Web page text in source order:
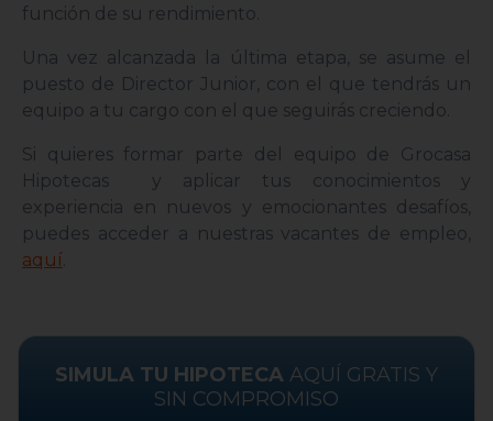
función de su rendimiento.
Una vez alcanzada la última etapa, se asume el
puesto de Director Junior, con el que tendrás un
equipo a tu cargo con el que seguirás creciendo.
Si quieres formar parte del equipo de Grocasa
Hipotecas y aplicar tus conocimientos y
experiencia en nuevos y emocionantes desafíos,
puedes acceder a nuestras vacantes de empleo,
aquí
SIMULA TU HIPOTECA AQUÍ GRATIS Y
SIN COMPROMISO